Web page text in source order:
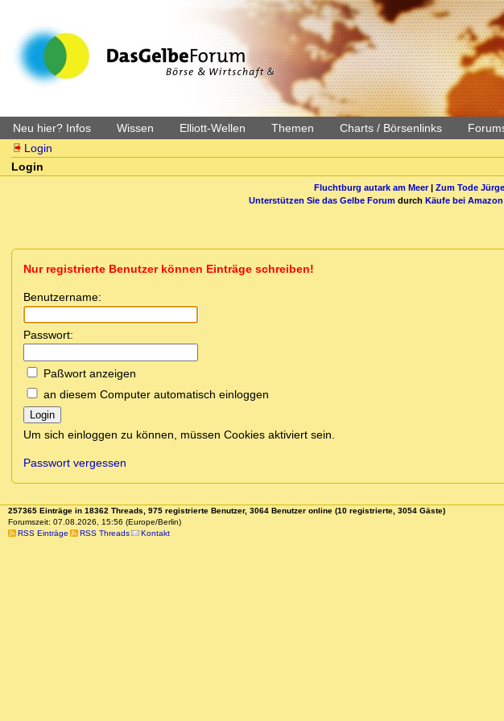
Neu hier? Infos Wissen Elliott-Wellen Themen Charts / Börsenlinks
Login
Login
Fluchtburg autark am Meer| Zum Tode
Unterstützen Sie das Gelbe Forum durch Käufe bei Amazon
Nur registrierte Benutzer können Einträge schreiben!
Benutzername:
Passwort:
Paßwort anzeigen
an diesem Computer automatisch einloggen
Login
Um sich einloggen zu können, müssen Cookies aktiviert sein.
Passwort vergessen
257365 Einträge in 18362 Threads, 975 registrierte Benutzer, 3064 Benutzer online (10 registrierte, 3054 Gäste)
Forumszeit: 07.08.2026, 15:56 (Europe/Berlin)
RSS Einträge
RSS Threads Kontakt